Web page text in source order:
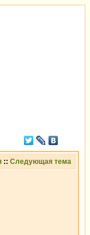
:: Следующая тема